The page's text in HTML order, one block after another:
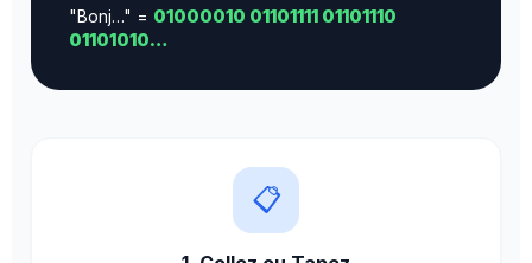
"Bonj…" = 01000010 01101111 01101110
01101010…
📋